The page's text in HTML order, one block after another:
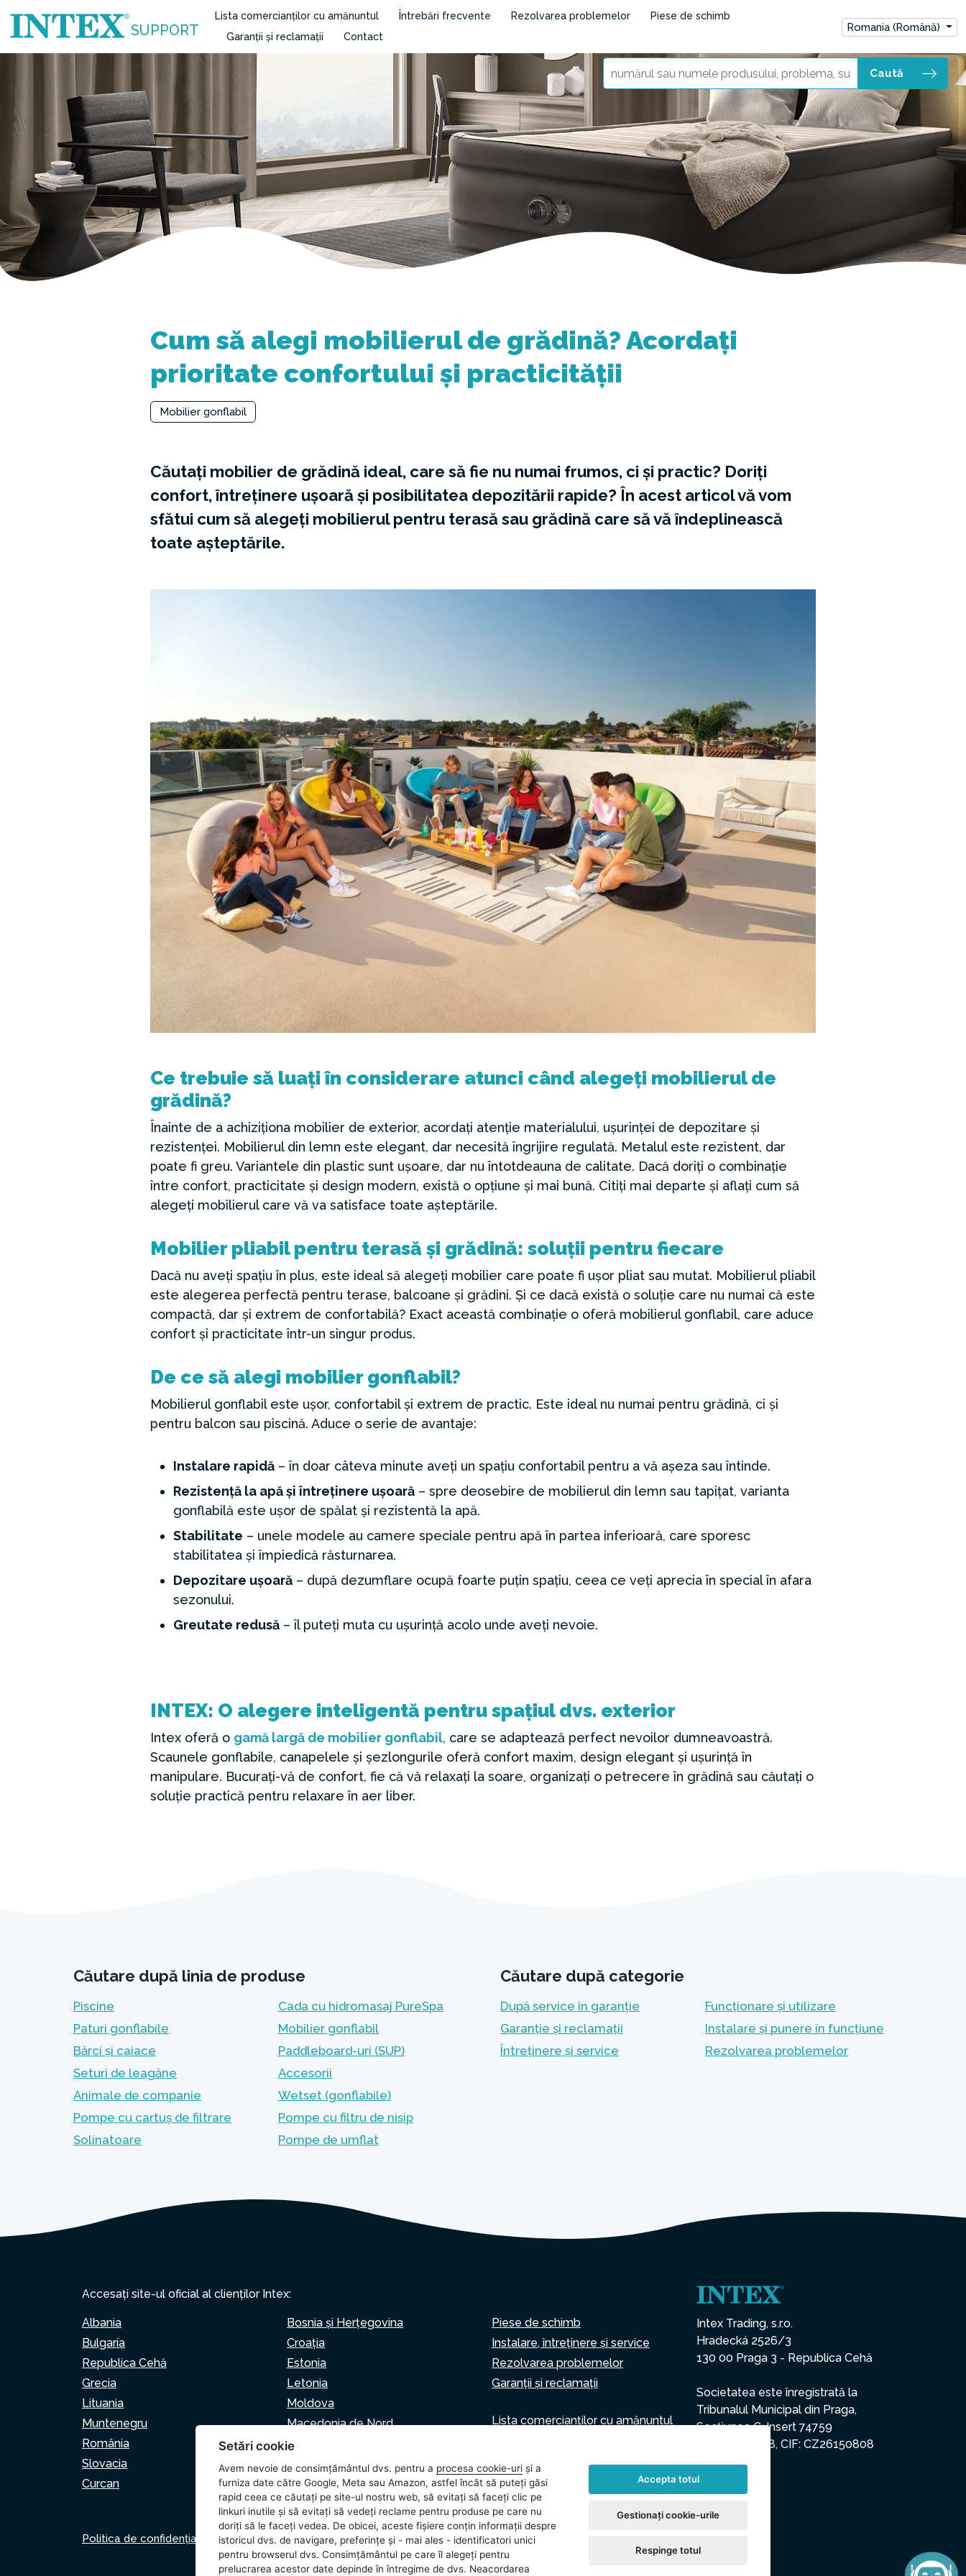
SUPPORT
Lista comercianților cu amănuntul Întrebări frecvente Rezolvarea problemelor
Piese de schimb
Garanții și reclamații
Contact
Romania (Română)
Caută
Cum să alegi mobilierul de grădină? Acordați
prioritate confortului și practicității
Mobilier gonflabil
Căutați mobilier de grădină ideal, care să fie nu numai frumos, ci și practic? Doriți
confort, întreținere ușoară și posibilitatea depozitării rapide? În acest articol vă vom
sfătui cum să alegeți mobilierul pentru terasă sau grădină care să vă îndeplinească
toate așteptările.
Ce trebuie să luați în considerare atunci când alegeți mobilierul de
grădină?
Înainte de a achiziționa mobilier de exterior, acordați atenție materialului, ușurinței de depozitare și
rezistenței. Mobilierul din lemn este elegant, dar necesită îngrijire regulată. Metalul este rezistent, dar
poate fi greu. Variantele din plastic sunt ușoare, dar nu întotdeauna de calitate. Dacă doriți o combinație
între confort, practicitate și design modern, există o opțiune și mai bună. Citiți mai departe și aflați cum să
alegeți mobilierul care vă va satisface toate așteptările.
Mobilier pliabil pentru terasă și grădină: soluții pentru fiecare
Dacă nu aveți spațiu în plus, este ideal să alegeți mobilier care poate fi ușor pliat sau mutat. Mobilierul pliabil
este alegerea perfectă pentru terase, balcoane și grădini. Și ce dacă există o soluție care nu numai că este
compactă, dar și extrem de confortabilă? Exact această combinație o oferă mobilierul gonflabil, care aduce
confort și practicitate într-un singur produs.
De ce să alegi mobilier gonflabil?
Mobilierul gonflabil este ușor, confortabil și extrem de practic. Este ideal nu numai pentru grădină, ci și
pentru balcon sau piscină. Aduce o serie de avantaje:
Instalare rapidă – în doar câteva minute aveți un spațiu confortabil pentru a vă așeza sau întinde.
Rezistență la apă și întreținere ușoară – spre deosebire de mobilierul din lemn sau tapițat, varianta
gonflabilă este ușor de spălat și rezistentă la apă.
Stabilitate – unele modele au camere speciale pentru apă în partea inferioară, care sporesc
stabilitatea și împiedică răsturnarea.
Depozitare ușoară – după dezumflare ocupă foarte puțin spațiu, ceea ce veți aprecia în special în afara
sezonului.
Greutate redusă – îl puteți muta cu ușurință acolo unde aveți nevoie.
INTEX: O alegere inteligentă pentru spațiul dvs. exterior
Intex oferă o gamă largă de mobilier gonflabil, care se adaptează perfect nevoilor dumneavoastră.
Scaunele gonflabile, canapelele și șezlongurile oferă confort maxim, design elegant și ușurință în
manipulare. Bucurați-vă de confort, fie că vă relaxați la soare, organizați o petrecere în grădină sau căutați o
soluție practică pentru relaxare în aer liber.
Căutare după linia de produse
Piscine
Cada cu hidromasaj PureSpa
Paturi gonflabile
Mobilier gonflabil
Bărci și caiace
Paddleboard-uri (SUP)
Seturi de leagăne
Accesorii
Animale de companie
Wetset (gonflabile)
Pompe cu cartuș de filtrare
Pompe cu filtru de nisip
Solinatoare
Pompe de umflat
Căutare după categorie
După service în garanție
Funcționare și utilizare
Garanție și reclamații
Instalare și punere în funcțiune
Întreținere și service
Rezolvarea problemelor
Accesați site-ul oficial al clienților Intex:
Albania
Bosnia și Herțegovina
Bulgaria
Croaţia
Republica Cehă
Estonia
Grecia
Letonia
Lituania
Moldova
Muntenegru
Macedonia de Nord
România
Serbia
Slovacia
Slovenia
Curcan
Piese de schimb
Instalare, întreținere și service
Rezolvarea problemelor
Garanții și reclamații
Lista comercianților cu amănuntul
Politica de confidențialitate Politica privind cookie-urile Setări cookie
Intex Trading, s.r.o.
Hradecká 2526/3
130 00 Praga 3 - Republica Cehă
Societatea este înregistrată la
Tribunalul Municipal din Praga,
Secțiunea C, Insert 74759
CUI: 26150808, CIF: CZ26150808
Setări cookie
Avem nevoie de consimțământul dvs. pentru a procesa cookie-uri și a
furniza date către Google, Meta sau Amazon, astfel încât să puteți găsi
rapid ceea ce căutați pe site-ul nostru web, să evitați să faceți clic pe
linkuri inutile și să evitați să vedeți reclame pentru produse pe care nu
doriți să le faceți vedea. De obicei, aceste fișiere conțin informații despre
istoricul dvs. de navigare, preferințe și - mai ales - identificatori unici
pentru browserul dvs. Consimțământul pe care îl alegeți pentru
prelucrarea acestor date depinde în întregime de dvs. Neacordarea
Accepta totul
Gestionați cookie-urile
Respinge totul